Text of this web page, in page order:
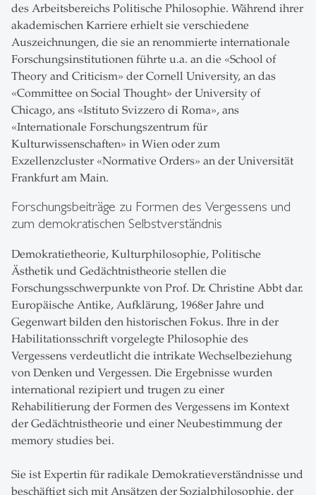
des Arbeitsbereichs Politische Philosophie. Während ihrer
akademischen Karriere erhielt sie verschiedene
Auszeichnungen, die sie an renommierte internationale
Forschungsinstitutionen führte u.a. an die «School of
Theory and Criticism» der Cornell University, an das
«Committee on Social Thought» der University of
Chicago, ans «Istituto Svizzero di Roma», ans
«Internationale Forschungszentrum für
Kulturwissenschaften» in Wien oder zum
Exzellenzcluster «Normative Orders» an der Universität
Frankfurt am Main.
Forschungsbeiträge zu Formen des Vergessens und
zum demokratischen Selbstverständnis
Demokratietheorie, Kulturphilosophie, Politische
Ästhetik und Gedächtnistheorie stellen die
Forschungsschwerpunkte von Prof. Dr. Christine Abbt dar.
Europäische Antike, Aufklärung, 1968er Jahre und
Gegenwart bilden den historischen Fokus. Ihre in der
Habilitationsschrift vorgelegte Philosophie des
Vergessens verdeutlicht die intrikate Wechselbeziehung
von Denken und Vergessen. Die Ergebnisse wurden
international rezipiert und trugen zu einer
Rehabilitierung der Formen des Vergessens im Kontext
der Gedächtnistheorie und einer Neubestimmung der
memory studies bei.
Sie ist Expertin für radikale Demokratieverständnisse und
beschäftigt sich mit Ansätzen der Sozialphilosophie, der